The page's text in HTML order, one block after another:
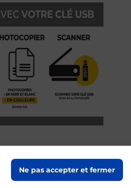
Ne pas accepter et fermer
Services